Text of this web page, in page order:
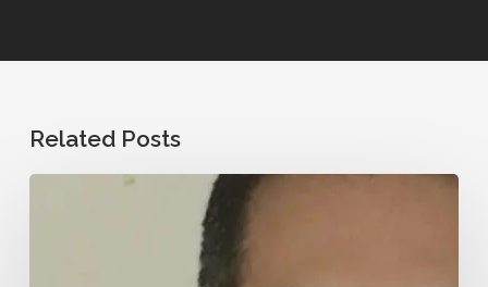
Related Posts